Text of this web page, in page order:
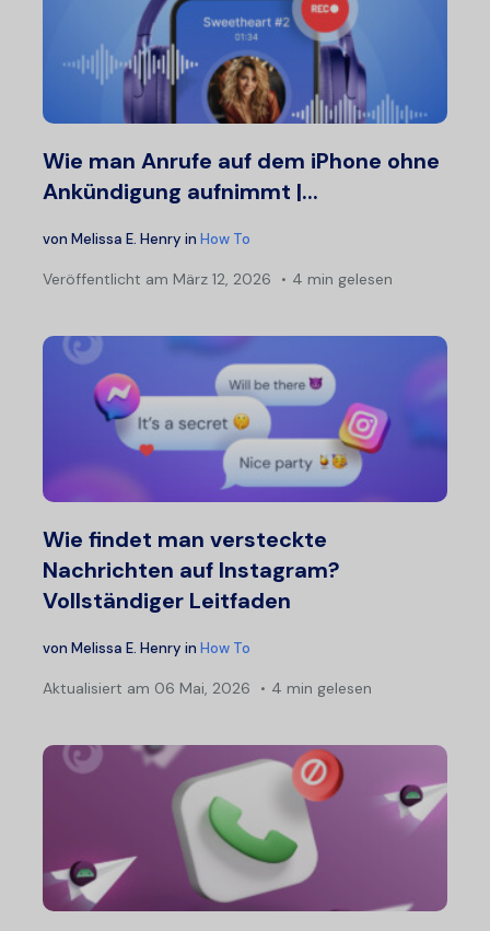
Wie man Anrufe auf dem iPhone ohne
Ankündigung aufnimmt |...
von Melissa E. Henry in How To
Veröffentlicht am März 12, 2026 4 min gelesen
Wie findet man versteckte
Nachrichten auf Instagram?
Vollständiger Leitfaden
von Melissa E. Henry in How To
Aktualisiert am 06 Mai, 2026 4 min gelesen